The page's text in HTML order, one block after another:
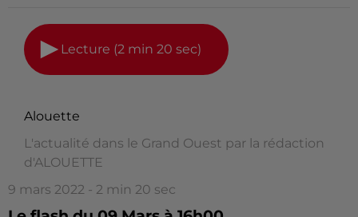
Lecture (2 min 20 sec)
Alouette
L'actualité dans le Grand Ouest par la rédaction
d'ALOUETTE
9 mars 2022 - 2 min 20 sec